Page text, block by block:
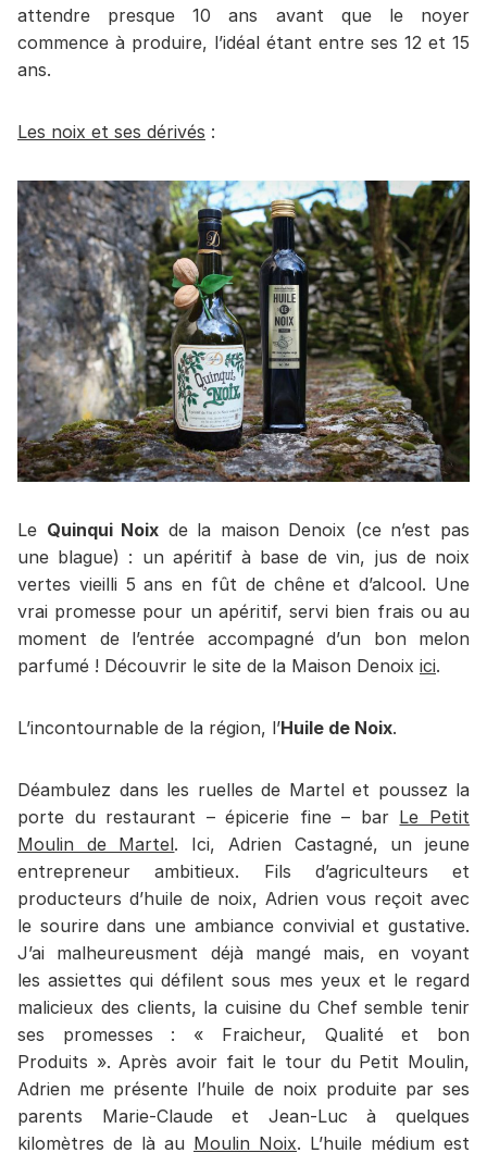
attendre presque 10 ans avant que le noyer
commence à produire, l’idéal étant entre ses 12 et 15
ans.
Les noix et ses dérivés :
Le Quinqui Noix de la maison Denoix (ce n’est pas
une blague) : un apéritif à base de vin, jus de noix
vertes vieilli 5 ans en fût de chêne et d’alcool. Une
vrai promesse pour un apéritif, servi bien frais ou au
moment de l’entrée accompagné d’un bon melon
parfumé ! Découvrir le site de la Maison Denoix ici.
L’incontournable de la région, l’Huile de Noix.
Déambulez dans les ruelles de Martel et poussez la
porte du restaurant – épicerie fine – bar Le Petit
Moulin de Martel. Ici, Adrien Castagné, un jeune
entrepreneur ambitieux. Fils d’agriculteurs et
producteurs d’huile de noix, Adrien vous reçoit avec
le sourire dans une ambiance convivial et gustative.
J’ai malheureusment déjà mangé mais, en voyant
les assiettes qui défilent sous mes yeux et le regard
malicieux des clients, la cuisine du Chef semble tenir
ses promesses : « Fraicheur, Qualité et bon
Produits ». Après avoir fait le tour du Petit Moulin,
Adrien me présente l’huile de noix produite par ses
parents Marie-Claude et Jean-Luc à quelques
kilomètres de là au Moulin Noix. L’huile médium est